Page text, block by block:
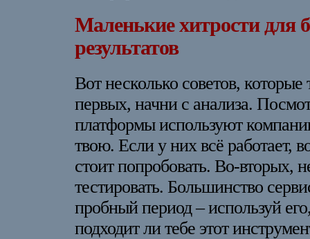
Маленькие хитрости для
результатов
Вот несколько советов,
первых, начни с анализа.
платформы используют
твою. Если у них всё работает,
стоит попробовать. Во-вторых,
тестировать. Большинство
пробный период – используй
подходит ли тебе этот